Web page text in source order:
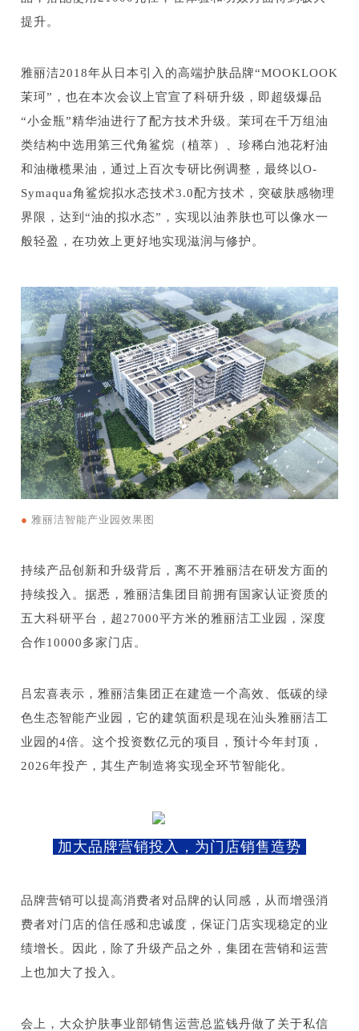
提升。
雅丽洁2018年从日本引入的高端护肤品牌“MOOKLOOK
茉珂”，也在本次会议上官宣了科研升级，即超级爆品
“小金瓶”精华油进行了配方技术升级。茉珂在千万组油
类结构中选用第三代角鲨烷（植萃）、珍稀白池花籽油
和油橄榄果油，通过上百次专研比例调整，最终以O-
Symaqua角鲨烷拟水态技术3.0配方技术，突破肤感物理
界限，达到“油的拟水态”，实现以油养肤也可以像水一
般轻盈，在功效上更好地实现滋润与修护。
● 雅丽洁智能产业园效果图
持续产品创新和升级背后，离不开雅丽洁在研发方面的
持续投入。据悉，雅丽洁集团目前拥有国家认证资质的
五大科研平台，超27000平方米的雅丽洁工业园，深度
合作10000多家门店。
吕宏喜表示，雅丽洁集团正在建造一个高效、低碳的绿
色生态智能产业园，它的建筑面积是现在汕头雅丽洁工
业园的4倍。这个投资数亿元的项目，预计今年封顶，
2026年投产，其生产制造将实现全环节智能化。
加大品牌营销投入，为门店销售造势
品牌营销可以提高消费者对品牌的认同感，从而增强消
费者对门店的信任感和忠诚度，保证门店实现稳定的业
绩增长。因此，除了升级产品之外，集团在营销和运营
上也加大了投入。
会上，大众护肤事业部销售运营总监钱丹做了关于私信